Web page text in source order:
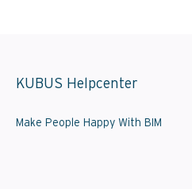
KUBUS Helpcenter
Make People Happy With BIM